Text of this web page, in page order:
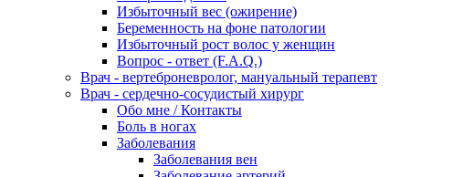
Избыточный вес (ожирение)
Беременность на фоне патологии
Избыточный рост волос у женщин
Вопрос - ответ (F.A.Q.)
Врач - вертеброневролог, мануальный терапевт
Врач - сердечно-сосудистый хирург
Обо мне / Контакты
Боль в ногах
Заболевания
Заболевания вен